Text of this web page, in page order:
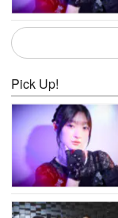
Pick Up!